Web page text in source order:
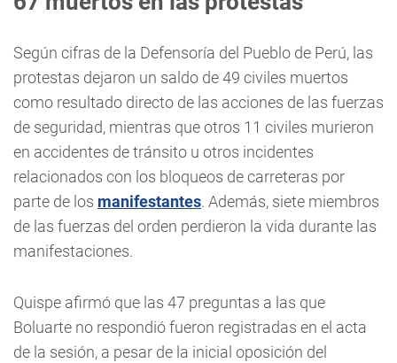
Según cifras de la Defensoría del Pueblo de Perú, las
protestas dejaron un saldo de 49 civiles muertos
como resultado directo de las acciones de las fuerzas
de seguridad, mientras que otros 11 civiles murieron
en accidentes de tránsito u otros incidentes
relacionados con los bloqueos de carreteras por
parte de los manifestantes. Además, siete miembros
de las fuerzas del orden perdieron la vida durante las
manifestaciones.
Quispe afirmó que las 47 preguntas a las que
Boluarte no respondió fueron registradas en el acta
de la sesión, a pesar de la inicial oposición del